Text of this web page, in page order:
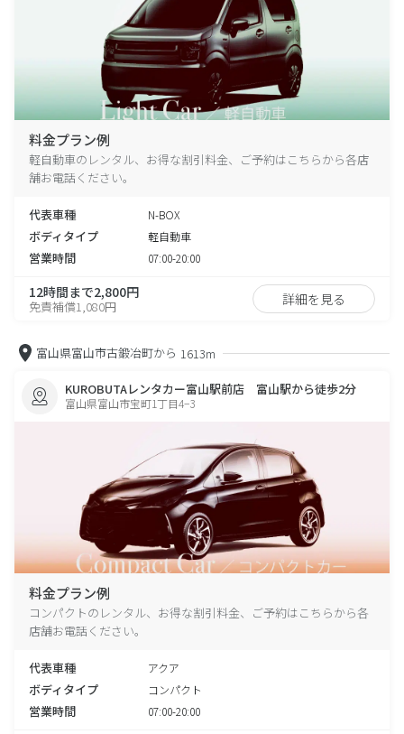
料金プラン例
軽自動車のレンタル、お得な割引料金、ご予約はこちらから各店
舗お電話ください。
代表車種 N-BOX
ボディタイプ 軽自動車
営業時間 07:00-20:00
12時間まで2,800円
免責補償1,080円 詳細を見る
富山県富山市古鍛冶町から 1613m
KUROBUTAレンタカー富山駅前店 富山駅から徒歩2分
富山県富山市宝町1丁目4−3
料金プラン例
コンパクトのレンタル、お得な割引料金、ご予約はこちらから各
店舗お電話ください。
代表車種 アクア
ボディタイプ コンパクト
営業時間 07:00-20:00